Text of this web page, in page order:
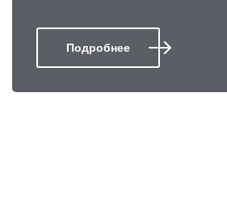
Подробнее